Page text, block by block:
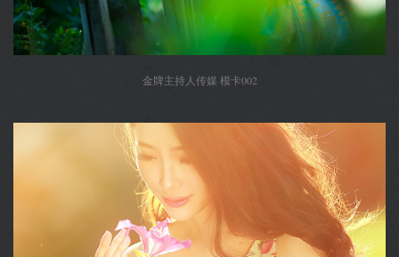
金牌主持人传媒 模卡002